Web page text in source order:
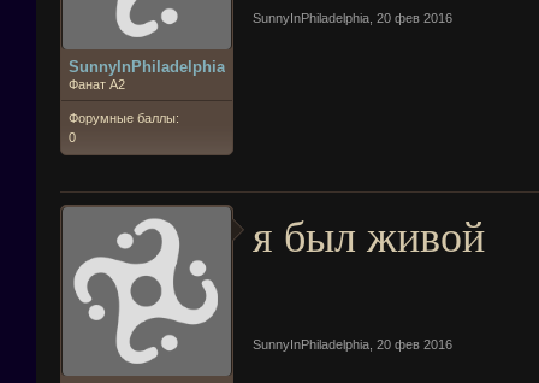
SunnyInPhiladelphia
Фанат А2
Форумные баллы:
0
SunnyInPhiladelphia 20 фев 2016
я был живой
SunnyInPhiladelphia 20 фев 2016